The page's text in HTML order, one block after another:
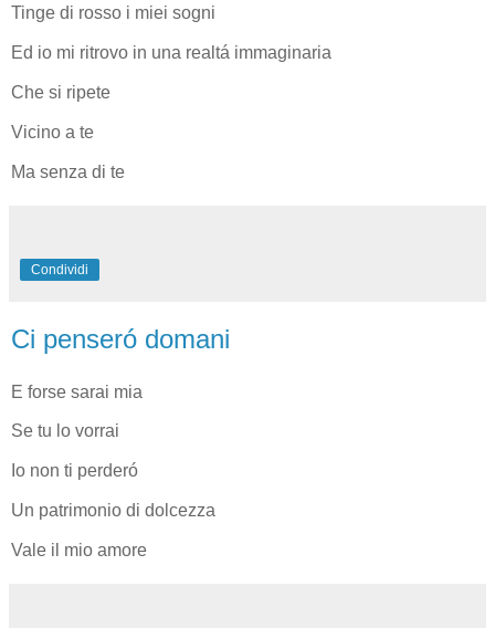
Tinge di rosso i miei sogni
Ed io mi ritrovo in una realtá immaginaria
Che si ripete
Vicino a te
Ma senza di te
Condividi
Ci penseró domani
E forse sarai mia
Se tu lo vorrai
Io non ti perderó
Un patrimonio di dolcezza
Vale il mio amore